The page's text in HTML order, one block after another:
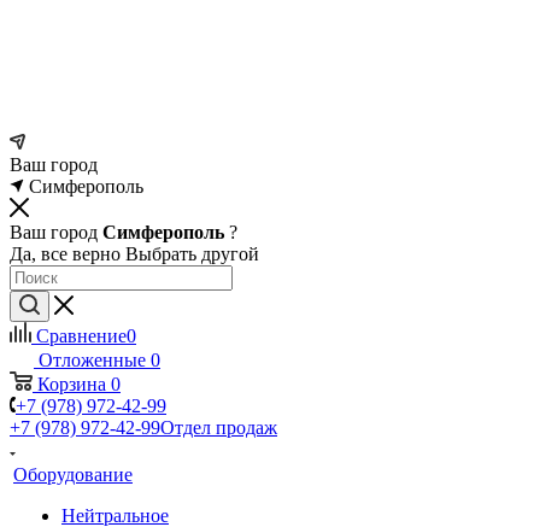
Ваш город
Симферополь
Ваш город Симферополь ?
Да, все верно Выбрать другой
Сравнение0
Отложенные 0
Корзина 0
+7 (978) 972-42-99
+7 (978) 972-42-99Отдел продаж
Оборудование
Нейтральное